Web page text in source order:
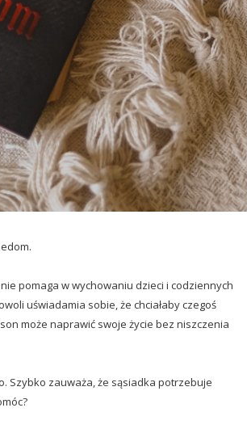
pomaga w wychowaniu dzieci i codziennych
uświadamia sobie, że chciałaby czegoś
może naprawić swoje życie bez niszczenia
Szybko zauważa, że sąsiadka potrzebuje